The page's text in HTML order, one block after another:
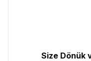
Size Dönük